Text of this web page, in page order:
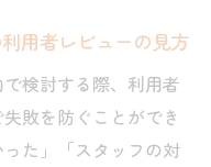
用者レビューの見方
検討する際、利用者
敗を防ぐことができ
た」「スタッフの対